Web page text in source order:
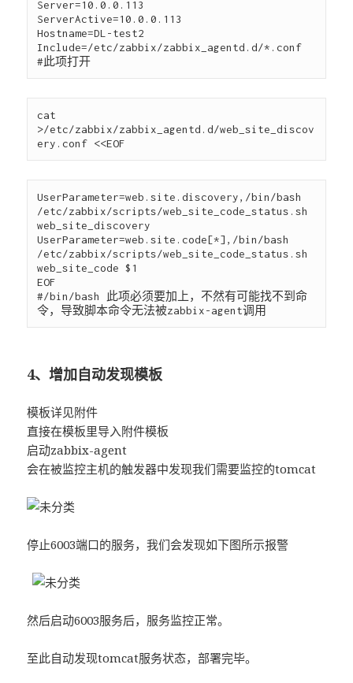
Server=10.0.0.113
ServerActive=10.0.0.113
Hostname=DL-test2
Include=/etc/zabbix/zabbix_agentd.d/*.conf
cat
>/etc/zabbix/zabbix_agentd.d/web_site_discov
UserParameter=web.site.discovery,/bin/bash
/etc/zabbix/scripts/web_site_code_status.sh
web_site_discovery
UserParameter=web.site.code[*],/bin/bash
/etc/zabbix/scripts/web_site_code_status.sh
web_site_code $1
EOF
#/bin/bash 此项必须要加上，不然有可能找不到命
4、增加自动发现模板
模板详见附件
直接在模板里导入附件模板
启动zabbix-agent
会在被监控主机的触发器中发现我们需要监控的tomcat
停止6003端口的服务，我们会发现如下图所示报警
然后启动6003服务后，服务监控正常。
至此自动发现tomcat服务状态，部署完毕。